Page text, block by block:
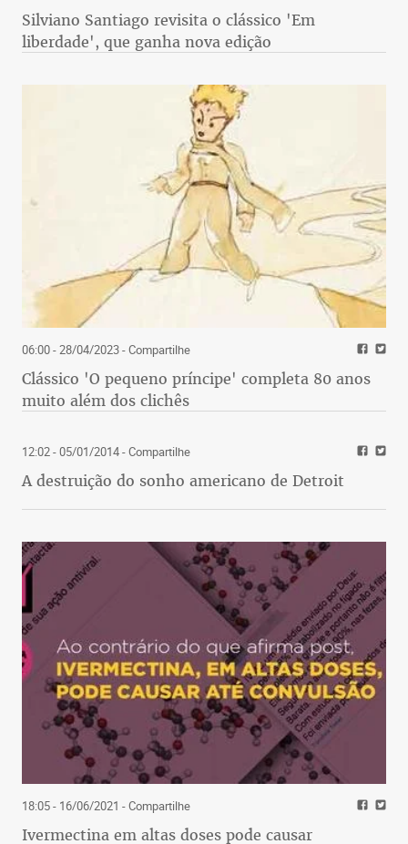
Silviano Santiago revisita o clássico 'Em
liberdade', que ganha nova edição
06:00 - 28/04/2023- Compartilhe
Clássico 'O pequeno príncipe' completa 80 anos
muito além dos clichês
12:02 - 05/01/2014- Compartilhe
A destruição do sonho americano de Detroit
18:05 - 16/06/2021 - Compartilhe
Ivermectina em altas doses pode causar